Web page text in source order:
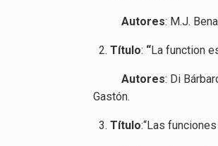
Autores: M.J.
Título: “La function
Autores: Di
Gastón.
Título:“Las